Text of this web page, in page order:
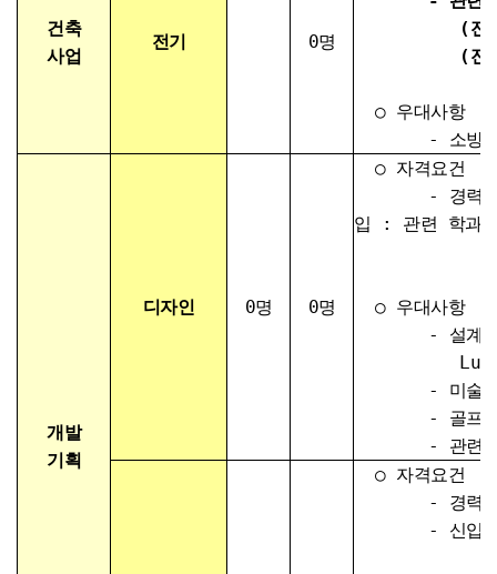
건축
사업
전기 0명
(전기기사
(전기공사
○ 우대사항
- 소방 관련
개발
기획
디자인 ​0명 0명
○ 자격요건
- 경력 : 설
입 : 관련 학과
○ 우대사항
- 설계
Lumion,
- 미술, 드로
- 골프코스
- 관련 자
○ 자격요건
- 경력 : 토목
- 신입 : 관